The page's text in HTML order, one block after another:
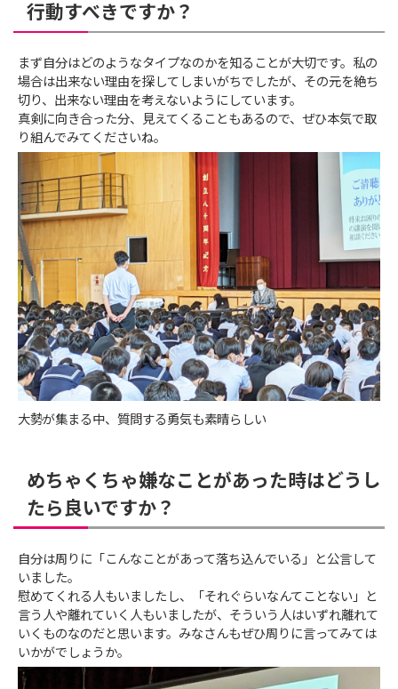
行動すべきですか？
まず自分はどのようなタイプなのかを知ることが大切です。私の
場合は出来ない理由を探してしまいがちでしたが、その元を絶ち
切り、出来ない理由を考えないようにしています。
真剣に向き合った分、見えてくることもあるので、ぜひ本気で取
り組んでみてくださいね。
大勢が集まる中、質問する勇気も素晴らしい
めちゃくちゃ嫌なことがあった時はどうし
たら良いですか？
自分は周りに「こんなことがあって落ち込んでいる」と公言して
いました。
慰めてくれる人もいましたし、「それぐらいなんてことない」と
言う人や離れていく人もいましたが、そういう人はいずれ離れて
いくものなのだと思います。みなさんもぜひ周りに言ってみては
いかがでしょうか。